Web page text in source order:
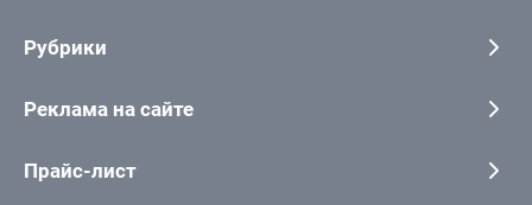
Рубрики
Реклама на сайте
Прайс-лист